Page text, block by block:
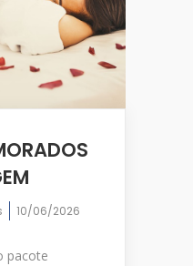
10/06/2026
pacote